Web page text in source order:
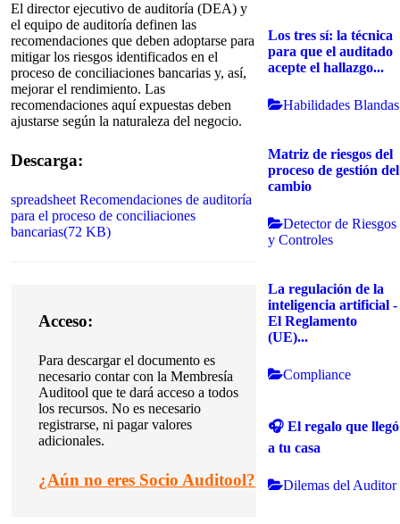
El director ejecutivo de auditoría (DEA) y
el equipo de auditoría definen las
recomendaciones que deben adoptarse para
mitigar los riesgos identificados en el
proceso de conciliaciones bancarias y, así,
mejorar el rendimiento. Las
recomendaciones aquí expuestas deben
ajustarse según la naturaleza del negocio.
Descarga:
spreadsheet Recomendaciones de auditoría
para el proceso de conciliaciones
bancarias(72 KB)
Acceso:
Para descargar el documento es
necesario contar con la Membresía
Auditool que te dará acceso a todos
los recursos. No es necesario
registrarse, ni pagar valores
adicionales.
¿Aún no eres Socio Auditool?
Los tres sí: la técnica
para que el auditado
acepte el hallazgo...
Habilidades Blandas
Matriz de riesgos del
proceso de gestión del
cambio
Detector de Riesgos
y Controles
La regulación de la
inteligencia artificial -
El Reglamento
(UE)...
Compliance
🎧 El regalo que llegó
a tu casa
Dilemas del Auditor